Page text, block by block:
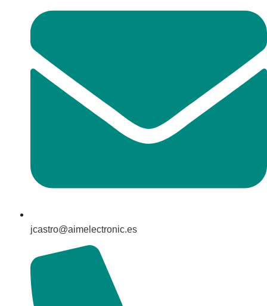
jcastro@aimelectronic.es